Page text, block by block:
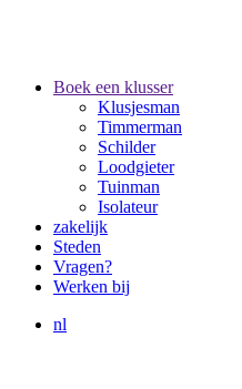
Boek een klusser
Klusjesman
Timmerman
Schilder
Loodgieter
Tuinman
Isolateur
zakelijk
Steden
Vragen?
Werken bij
nl